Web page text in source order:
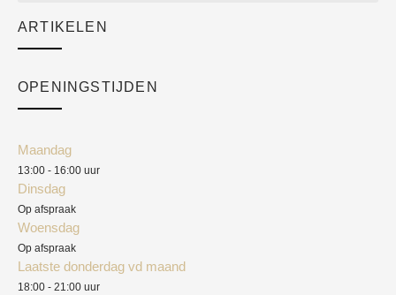
Academy
ARTIKELEN
OPENINGSTIJDEN
Maandag
13:00 - 16:00 uur
Dinsdag
Op afspraak
Woensdag
Op afspraak
Laatste donderdag vd maand
18:00 - 21:00 uur